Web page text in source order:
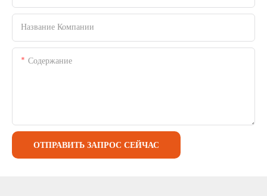
Название Компании
Содержание
ОТПРАВИТЬ ЗАПРОС СЕЙЧАС